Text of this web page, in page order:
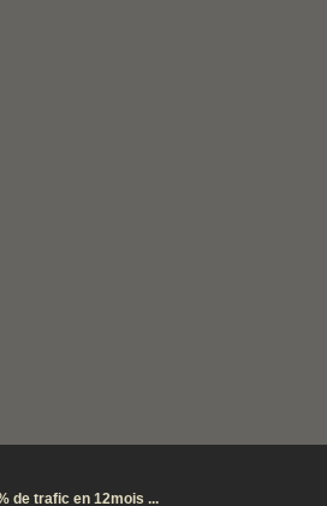
de trafic en 12mois ...